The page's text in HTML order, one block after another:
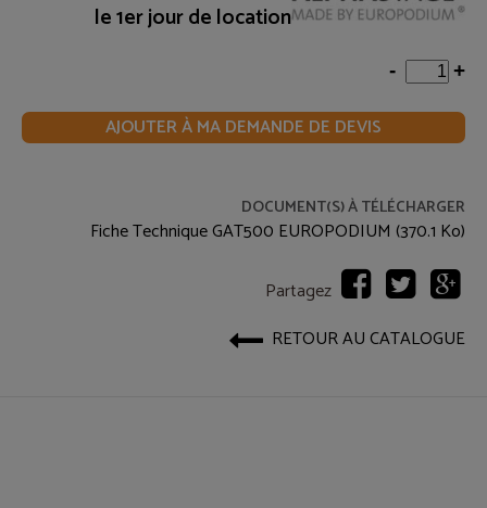
le 1er jour de location
- +
AJOUTER À MA DEMANDE DE DEVIS
DOCUMENT(S) À TÉLÉCHARGER
Fiche Technique GAT500 EUROPODIUM (370.1 Ko)
Partagez
RETOUR AU CATALOGUE